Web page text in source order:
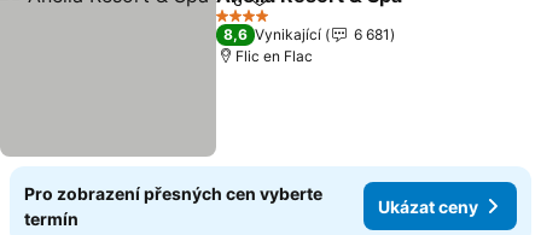
SdíletPřidat na seznam oblíbených
4 Počet hvězdiček
8,6 Vynikající
6 681
Flic en Flac
Pro zobrazení přesných cen vyberte
termín
Ukázat ceny